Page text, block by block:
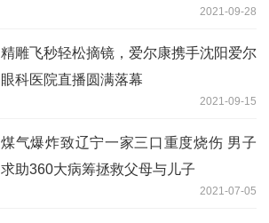
2021-09-28
精雕飞秒轻松摘镜，爱尔康携手沈阳爱尔
眼科医院直播圆满落幕
2021-09-15
煤气爆炸致辽宁一家三口重度烧伤 男子
求助360大病筹拯救父母与儿子
2021-07-05